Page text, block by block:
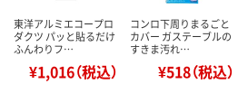
東洋アルミエコープロ
ダクツ パッと貼るだけ
ふんわりフ…
¥1,016（税込）
コンロ下周りまるごと
カバー ガステーブルの
すきま汚れ…
¥518（税込）